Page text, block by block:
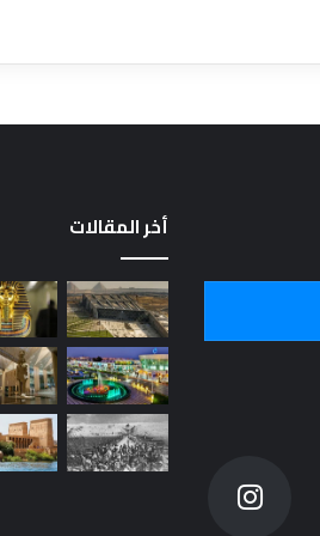
أخر المقالات